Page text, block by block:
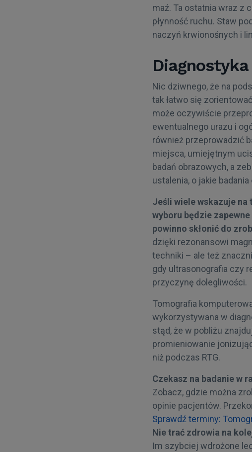
maź. Ta ostatnia wraz z
płynność ruchu. Staw
naczyń krwionośnych i
Nic dziwnego, że na
tak łatwo się
może oczywiście
ewentualnego urazu i
również przeprowadzić
miejsca, umiejętnym
badań obrazowych, a
ustalenia, o jakie
Jeśli wiele wskazuje
wyboru będzie
powinno skłonić do
dzięki rezonansowi
techniki – ale też
gdy ultrasonografia czy
przyczynę dolegliwości.
Tomografia
wykorzystywana w
stąd, że w pobliżu
promieniowanie
niż podczas RTG.
Czekasz na badanie w
Zobacz, gdzie można
opinie pacjentów.
Sprawdź terminy:
Nie trać zdrowia na
Im szybciej wdrożone